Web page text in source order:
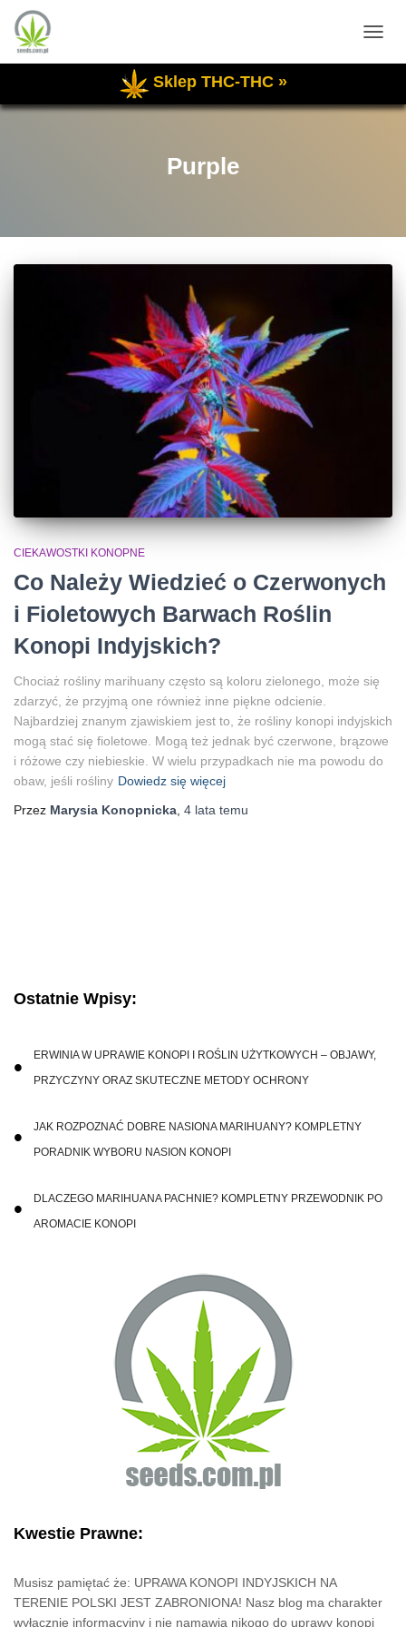
Sklep THC-THC »
Purple
CIEKAWOSTKI KONOPNE
Co Należy Wiedzieć o Czerwonych
i Fioletowych Barwach Roślin
Konopi Indyjskich?
Chociaż rośliny marihuany często są koloru zielonego, może się
zdarzyć, że przyjmą one również inne piękne odcienie.
Najbardziej znanym zjawiskiem jest to, że rośliny konopi indyjskich
mogą stać się fioletowe. Mogą też jednak być czerwone, brązowe
i różowe czy niebieskie. W wielu przypadkach nie ma powodu do
obaw, jeśli rośliny Dowiedz się więcej
Przez Marysia Konopnicka 4 lata temu
Ostatnie Wpisy:
ERWINIA W UPRAWIE KONOPI I ROŚLIN UŻYTKOWYCH – OBJAWY,
PRZYCZYNY ORAZ SKUTECZNE METODY OCHRONY
JAK ROZPOZNAĆ DOBRE NASIONA MARIHUANY? KOMPLETNY
PORADNIK WYBORU NASION KONOPI
DLACZEGO MARIHUANA PACHNIE? KOMPLETNY PRZEWODNIK PO
AROMACIE KONOPI
Kwestie Prawne:
Musisz pamiętać że: UPRAWA KONOPI INDYJSKICH NA
TERENIE POLSKI JEST ZABRONIONA! Nasz blog ma charakter
wyłącznie informacyjny i nie namawia nikogo do uprawy konopi